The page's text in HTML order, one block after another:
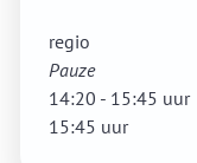
Inspiratie
regio
Pauze
14:20 - 15:45
15:45 uur